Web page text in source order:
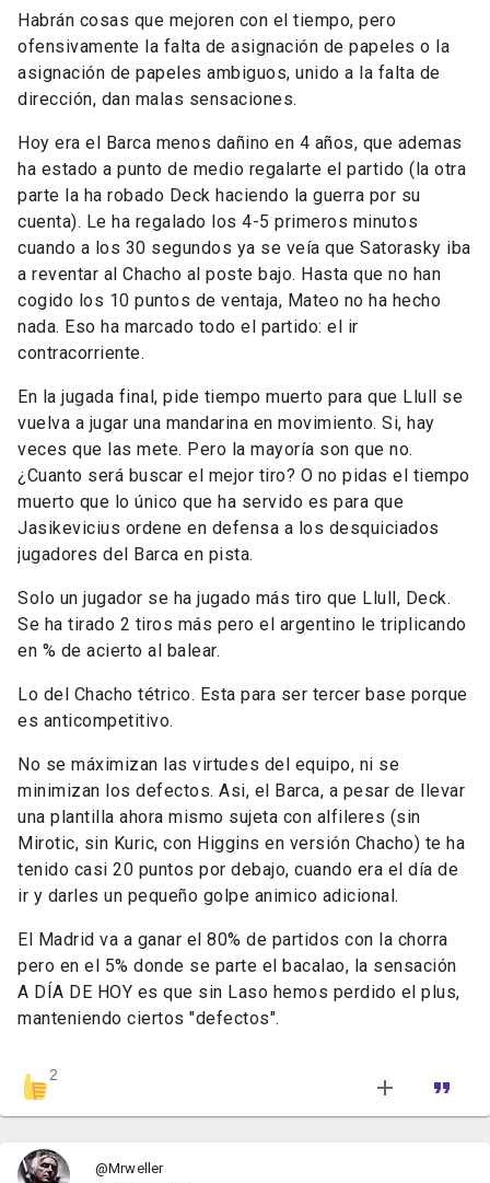
Habrán cosas que mejoren con el tiempo, pero
ofensivamente la falta de asignación de papeles o la
asignación de papeles ambiguos, unido a la falta de
dirección, dan malas sensaciones.
Hoy era el Barca menos dañino en 4 años, que ademas
ha estado a punto de medio regalarte el partido (la otra
parte la ha robado Deck haciendo la guerra por su
cuenta). Le ha regalado los 4-5 primeros minutos
cuando a los 30 segundos ya se veía que Satorasky iba
a reventar al Chacho al poste bajo. Hasta que no han
cogido los 10 puntos de ventaja, Mateo no ha hecho
nada. Eso ha marcado todo el partido: el ir
contracorriente.
En la jugada final, pide tiempo muerto para que Llull se
vuelva a jugar una mandarina en movimiento. Si, hay
veces que las mete. Pero la mayoría son que no.
¿Cuanto será buscar el mejor tiro? O no pidas el tiempo
muerto que lo único que ha servido es para que
Jasikevicius ordene en defensa a los desquiciados
jugadores del Barca en pista.
Solo un jugador se ha jugado más tiro que Llull, Deck.
Se ha tirado 2 tiros más pero el argentino le triplicando
en % de acierto al balear.
Lo del Chacho tétrico. Esta para ser tercer base porque
es anticompetitivo.
No se máximizan las virtudes del equipo, ni se
minimizan los defectos. Asi, el Barca, a pesar de llevar
una plantilla ahora mismo sujeta con alfileres (sin
Mirotic, sin Kuric, con Higgins en versión Chacho) te ha
tenido casi 20 puntos por debajo, cuando era el día de
ir y darles un pequeño golpe animico adicional.
El Madrid va a ganar el 80% de partidos con la chorra
pero en el 5% donde se parte el bacalao, la sensación
A DÍA DE HOY es que sin Laso hemos perdido el plus,
manteniendo ciertos "defectos".
2
@Mrweller